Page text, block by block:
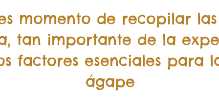
momento de recopilar
tan importante de la
factores esenciales para
ágape